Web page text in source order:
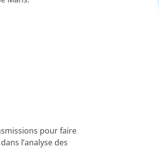
pour faire
l’analyse des